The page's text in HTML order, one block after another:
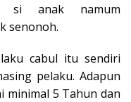
si anak namum
senonoh.
cabul itu sendiri
pelaku. Adapun
minimal 5 Tahun dan